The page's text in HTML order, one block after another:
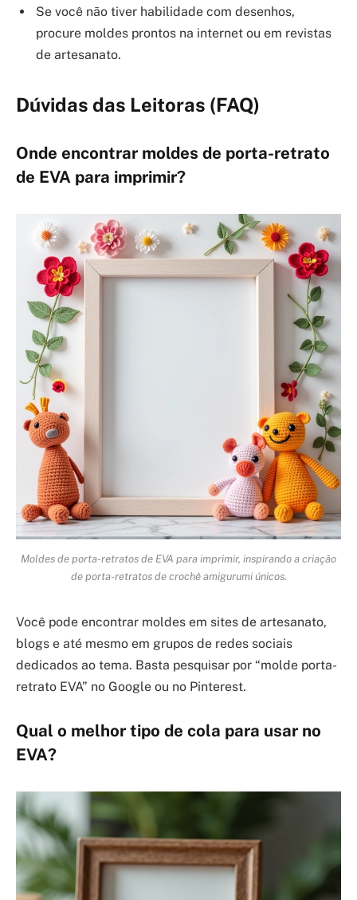
Se você não tiver habilidade com desenhos,
procure moldes prontos na internet ou em revistas
de artesanato.
Dúvidas das Leitoras (FAQ)
Onde encontrar moldes de porta-retrato
de EVA para imprimir?
Moldes de porta-retratos de EVA para imprimir, inspirando a criação
de porta-retratos de crochê amigurumi únicos.
Você pode encontrar moldes em sites de artesanato,
blogs e até mesmo em grupos de redes sociais
dedicados ao tema. Basta pesquisar por “molde porta-
retrato EVA” no Google ou no Pinterest.
Qual o melhor tipo de cola para usar no
EVA?